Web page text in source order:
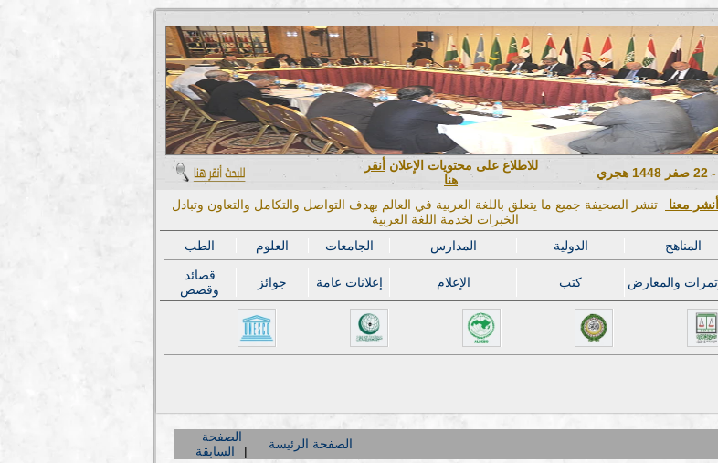
للاطلاع على محتويات الإعلان أنقر
هنا
أنشر معنا
تنشر الصحيفة جميع ما يتعلق باللغة العربية في العالم بهدف التواصل والتكامل والتعاون وتبادل
الخبرات لخدمة اللغة العربية
الطب العلوم الجامعات المدارس الدولية المناهج
قصائد
وقصص
جوائز إعلانات عامة الإعلام كتب والمعارض
الصفحة
السابقة
الصفحة الرئيسة